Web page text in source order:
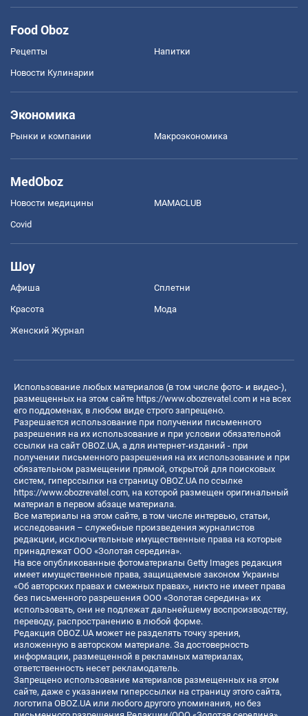
Food Oboz
Рецепты Напитки
Новости Кулинарии
Экономика
Рынки и компании Mакроэкономика
MedOboz
Новости медицины MAMACLUB
Covid
Шоу
Афиша Сплетни
Красота Мода
Женский Журнал
Использование любых материалов (в том числе фото- и видео-),
размещенных на этом сайте https://www.obozrevatel.com и на всех
его поддоменах, в любом виде строго запрещено.
Разрешается использование при получении письменного
разрешения на их использование и при условии обязательной
ссылки на сайт OBOZ.UA, а для интернет-изданий - при
получении письменного разрешения на их использование и при
обязательном размещении прямой, открытой для поисковых
систем, гиперссылки на страницу OBOZ.UA по ссылке
https://www.obozrevatel.com, на которой размещен оригинальный
материал в первом абзаце материала.
Все материалы на этом сайте, в том числе интервью, статьи,
исследования – служебные произведения журналистов
редакции, исключительные имущественные права на которые
принадлежат ООО «Золотая середина».
На все опубликованные фотоматериалы Getty Images редакция
имеет имущественные права, защищаемые законом Украины
«Об авторских правах и смежных правах», никто не имеет права
без письменного разрешения ООО «Золотая середина» их
использовать, они не подлежат дальнейшему воспроизводству,
переводу, распространению в любой форме.
Редакция OBOZ.UA может не разделять точку зрения,
изложенную в авторском материале. За достоверность
информации, размещенной в рекламных материалах,
ответственность несет рекламодатель.
Запрещено использование материалов размещенных на этом
сайте, даже с указанием гиперссылки на страницу этого сайта,
логотипа OBOZ.UA или любого другого упоминания, но без